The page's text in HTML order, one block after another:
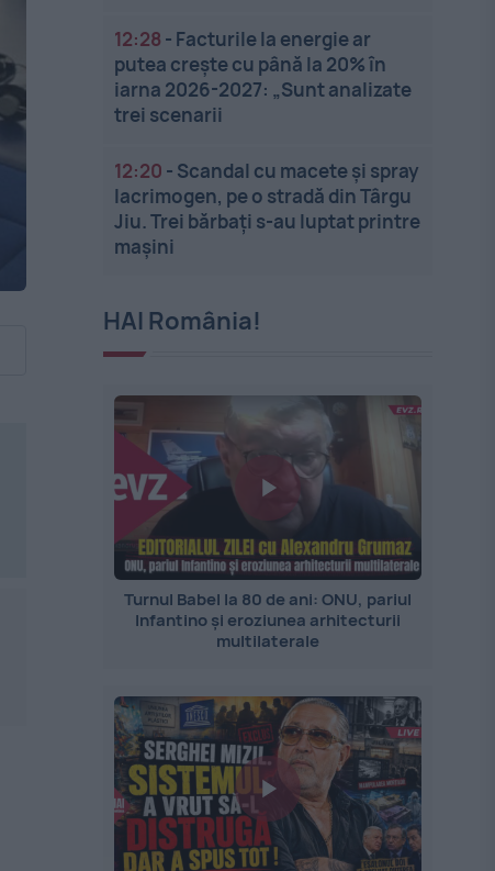
12:28 - Facturile la energie ar
putea crește cu până la 20% în
iarna 2026-2027: „Sunt analizate
trei scenarii
12:20 - Scandal cu macete și spray
lacrimogen, pe o stradă din Târgu
Jiu. Trei bărbați s-au luptat printre
mașini
HAI România!
Turnul Babel la 80 de ani: ONU, pariul
Infantino și eroziunea arhitecturii
multilaterale